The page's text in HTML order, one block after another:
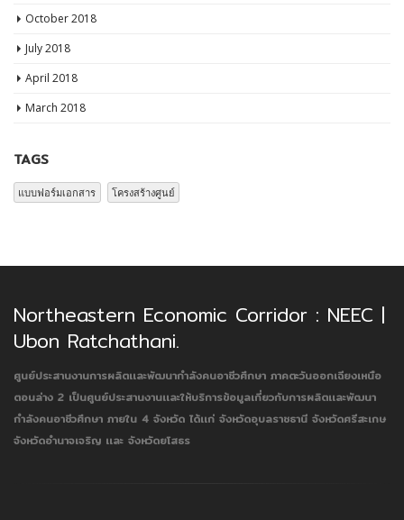
October 2018
July 2018
April 2018
March 2018
TAGS
แบบฟอร์มเอกสาร โครงสร้างศูนย์
Northeastern Economic Corridor : NEEC |
Ubon Ratchathani.
ศูนย์ประสานงานการผลิตเเละพัฒนากำลังคนอาชีวศึกษา ภาคตะวันออกเฉียงเหนือ
ตอนล่าง 2 เป็นศูนย์ประสานงานเเละให้บริการข้อมูลเกี่ยวกับการผลิตเเละพัฒนา
กำลังคนอาชีวศึกษา ภายใน 4 จังหวัด ได้เเก่ จังหวัดอุบลราชธานี จังหวัดศรีสะเกษ
จังหวัดอำนาจเจริญ เเละ จังหวัดยโสธร